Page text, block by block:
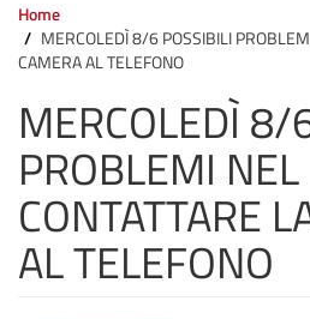
Home
MERCOLEDÌ 8/6 POSSIBILI
CAMERA AL TELEFONO
MERCOLEDÌ 8/
PROBLEMI NEL
CONTATTARE
AL TELEFONO